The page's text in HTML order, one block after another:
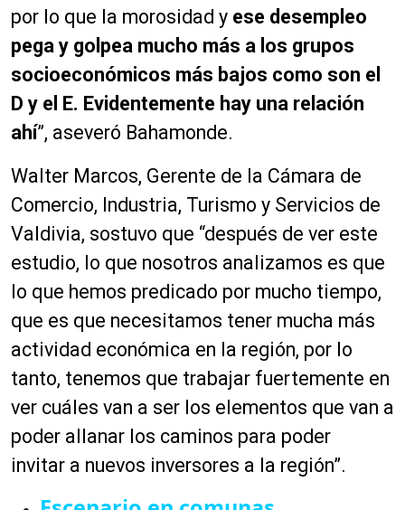
por lo que la morosidad y ese desempleo
pega y golpea mucho más a los grupos
socioeconómicos más bajos como son el
D y el E. Evidentemente hay una relación
ahí”, aseveró Bahamonde.
Walter Marcos, Gerente de la Cámara de
Comercio, Industria, Turismo y Servicios de
Valdivia, sostuvo que “después de ver este
estudio, lo que nosotros analizamos es que
lo que hemos predicado por mucho tiempo,
que es que necesitamos tener mucha más
actividad económica en la región, por lo
tanto, tenemos que trabajar fuertemente en
ver cuáles van a ser los elementos que van a
poder allanar los caminos para poder
invitar a nuevos inversores a la región”.